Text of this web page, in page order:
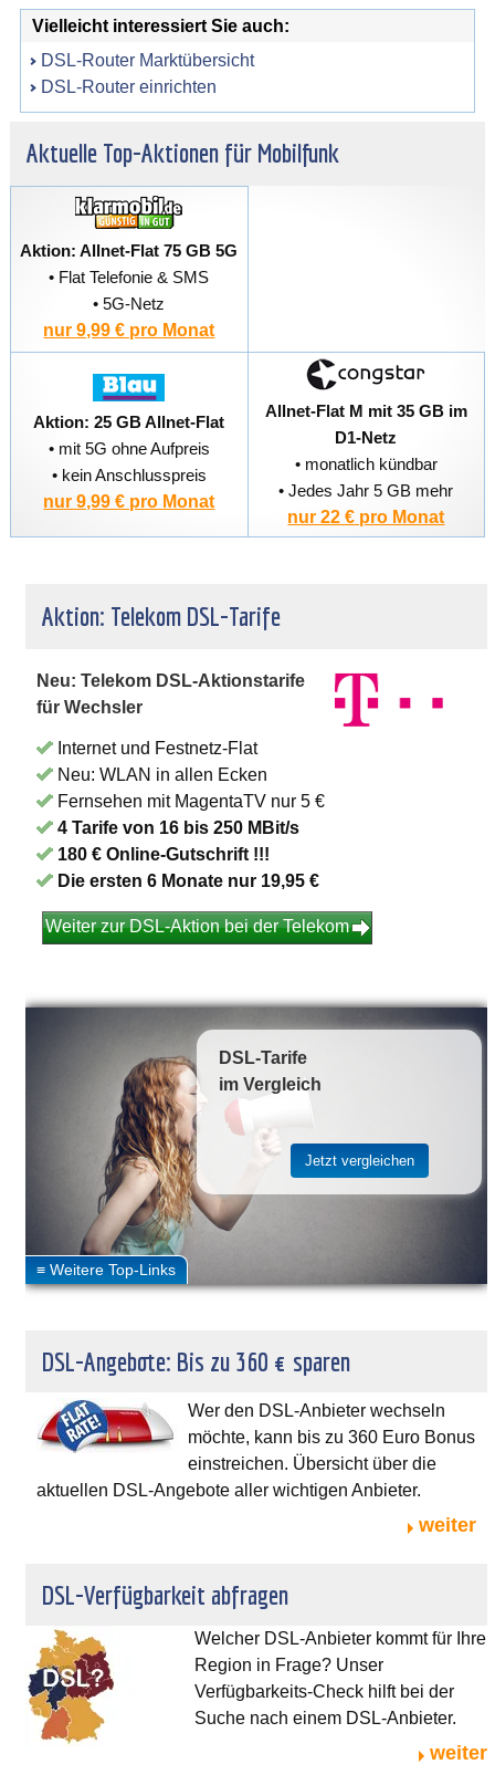
Vielleicht interessiert Sie auch:
DSL-Router Marktübersicht
DSL-Router einrichten
Aktuelle Top-Aktionen für Mobilfunk
Aktion: Allnet-Flat 75 GB 5G
• Flat Telefonie & SMS
• 5G-Netz
nur 9,99 € pro Monat
Aktion: 25 GB Allnet-Flat
• mit 5G ohne Aufpreis
• kein Anschlusspreis
nur 9,99 € pro Monat
Allnet-Flat M mit 35 GB im
D1-Netz
• monatlich kündbar
• Jedes Jahr 5 GB mehr
nur 22 € pro Monat
Aktion: Telekom DSL-Tarife
Neu: Telekom DSL-Aktionstarife
für Wechsler
Internet und Festnetz-Flat
Neu: WLAN in allen Ecken
Fernsehen mit MagentaTV nur 5 €
4 Tarife von 16 bis 250 MBit/s
180 € Online-Gutschrift !!!
Die ersten 6 Monate nur 19,95 €
Weiter zur DSL-Aktion bei der Telekom
DSL-Tarife
im Vergleich
DSL-Angebote: Bis zu 360 € sparen
Wer den DSL-Anbieter wechseln
möchte, kann bis zu 360 Euro Bonus
einstreichen. Übersicht über die
aktuellen DSL-Angebote aller wichtigen Anbieter.
weiter
DSL-Verfügbarkeit abfragen
Welcher DSL-Anbieter kommt für Ihre
Region in Frage? Unser
Verfügbarkeits-Check hilft bei der
Suche nach einem DSL-Anbieter.
weiter